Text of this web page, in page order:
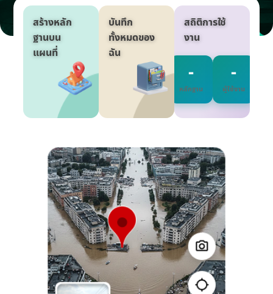
สร้างหลัก
ฐานบน
แผนที่
บันทึก
ทั้งหมดของ
ฉัน
สถิติการใช้
งาน
-
หลักฐาน
-
ผู้ใช้งาน